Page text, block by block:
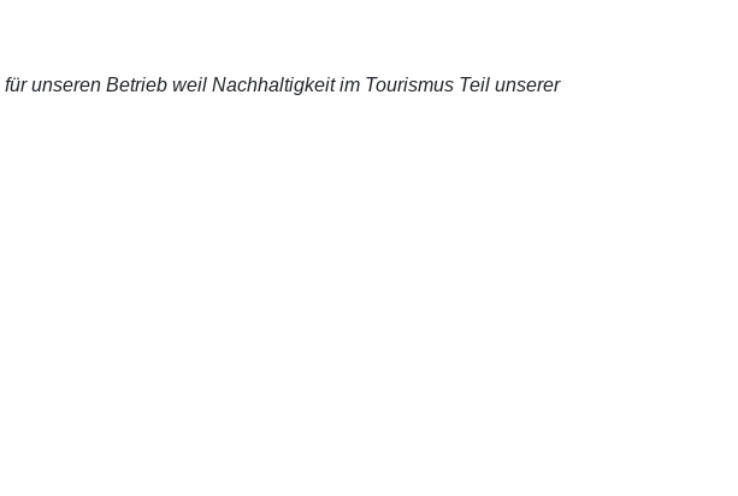
unseren Betrieb weil Nachhaltigkeit im Tourismus Teil unserer